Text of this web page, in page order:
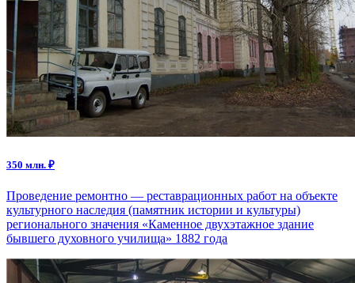
350 млн. ₽
Проведение ремонтно — реставрационных работ на объекте
культурного наследия (памятник истории и культуры)
регионального значения «Каменное двухэтажное здание
бывшего духовного училища» 1882 года